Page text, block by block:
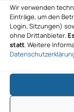
Wir verwenden
Einträge, um den
Login, Sitzungen)
ohne Drittanbieter.
statt. Weitere
Thomas
Thomas